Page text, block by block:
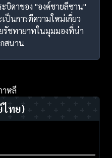
บิดาของ "องค์ชายลีซาน"
เป็นการตีความใหม่เกี่ยว
รัชทายาทในมุมมองที่น่า
สนาน
าหลี
ไทย)